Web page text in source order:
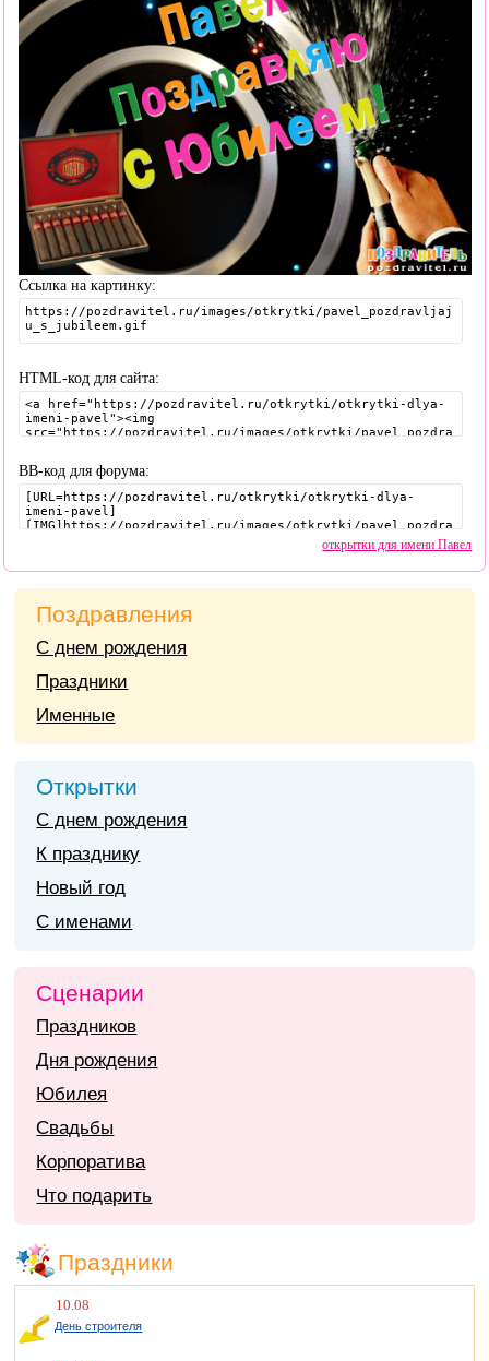
Ссылка на картинку:
HTML-код для сайта:
BB-код для форума:
открытки для имени Павел
Поздравления
С днем рождения
Праздники
Именные
Открытки
С днем рождения
К празднику
Новый год
С именами
Сценарии
Праздников
Дня рождения
Юбилея
Свадьбы
Корпоратива
Что подарить
Праздники
10.08
День строителя